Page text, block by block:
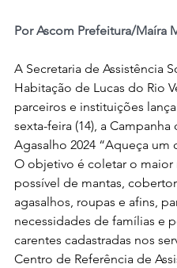
Por Ascom Prefeitura/Maíra
A Secretaria de Assistência
Habitação de Lucas do Rio
parceiros e instituições
sexta-feira (14), a Campanha
Agasalho 2024 “Aqueça um
O objetivo é coletar o maior
possível de mantas,
agasalhos, roupas e afins,
necessidades de famílias e
carentes cadastradas nos
Centro de Referência de